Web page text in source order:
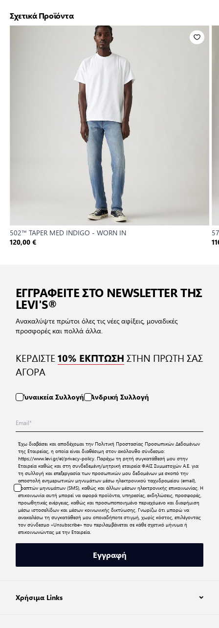
Σχετικά Προϊόντα
502™ TAPER MED INDIGO - WORN IN
120,00 €
ΕΓΓΡΑΦΕΙΤΕ ΣΤΟ NEWSLETTER ΤΗΣ
LEVI'S®
Ανακαλύψτε πρώτοι όλες τις νέες αφίξεις, μοναδικές
προσφορές και πολλά άλλα.
ΚΕΡΔΙΣΤΕ10% ΕΚΠΤΩΣΗ ΣΤΗΝ ΠΡΩΤΗ ΣΑΣ
ΑΓΟΡΑ
Γυναικεία Συλλογή Ανδρική Συλλογή
Έχω διαβάσει και αποδέχομαι την Πολιτική Προστασίας Προσωπικών Δεδομένων
της Εταιρείας, η οποία είναι διαθέσιμη στον ακόλουθο σύνδεσμο:
https://www.levi.gr/el/privacy-policy. Παρέχω τη ρητή συγκατάθεσή μου στην
Εταιρεία καθώς και στη συνδεδεμένη/μητρική εταιρεία ΦΑΙΣ Συμμετοχών Α.Ε. για
τη συλλογή και επεξεργασία των προσωπικών μου δεδομένων με σκοπό την
αποστολή ενημερωτικών μηνυμάτων μέσω ηλεκτρονικού ταχυδρομείου (email),
γραπτών μηνυμάτων (SMS), καθώς και άλλων μέσων ηλεκτρονικής επικοινωνίας. Η
επικοινωνία αυτή μπορεί να αφορά προϊόντα, υπηρεσίες, εκδηλώσεις, προσφορές,
προωθητικές ενέργειες, καθώς και προσωποποιημένο περιεχόμενο και διαφήμιση
μέσω ιστοσελίδων και μέσων κοινωνικής δικτύωσης. Γνωρίζω ότι μπορώ να
ανακαλέσω τη συγκατάθεσή μου οποιαδήποτε στιγμή, χωρίς κόστος, επιλέγοντας
τον σύνδεσμο «Unsubscribe» που περιλαμβάνεται σε κάθε σχετικό μήνυμα ή
επικοινωνώντας με την Εταιρεία.
Εγγραφή
Χρήσιμα Links